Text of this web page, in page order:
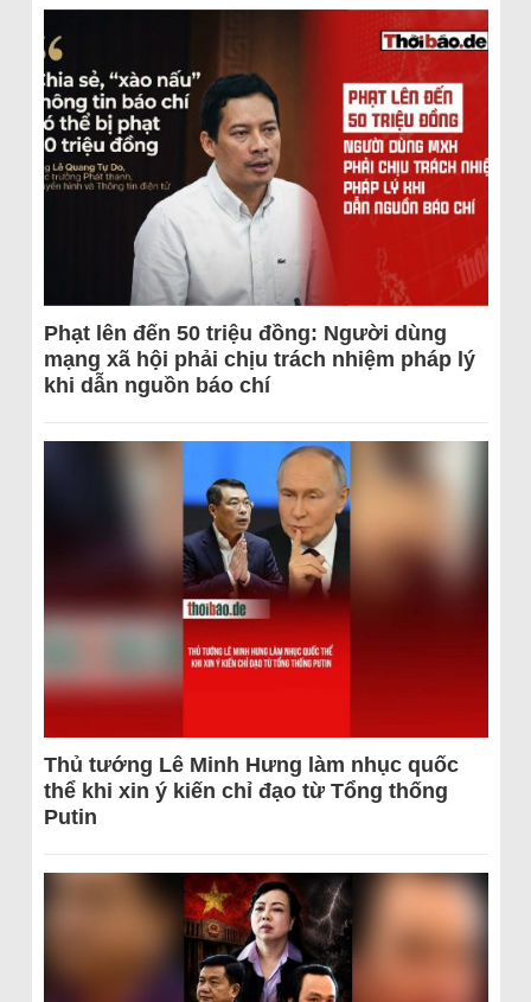
Phạt lên đến 50 triệu đồng: Người dùng
mạng xã hội phải chịu trách nhiệm pháp lý
khi dẫn nguồn báo chí
Thủ tướng Lê Minh Hưng làm nhục quốc
thể khi xin ý kiến chỉ đạo từ Tổng thống
Putin